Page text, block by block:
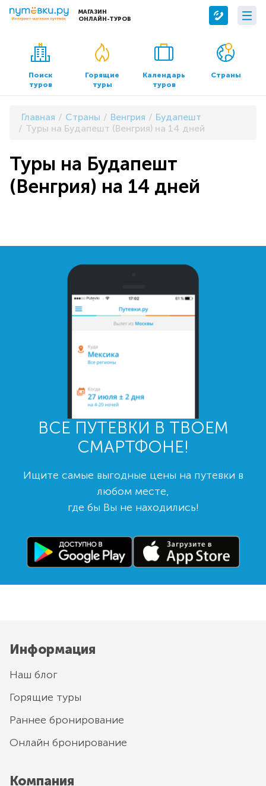
МАГАЗИН
ОНЛАЙН-ТУРОВ
Сервисы
Бронирование отелей
Трансфер
О компании
О нас
Контакты
Документы и реквизиты
Поиск
туров
Горящие
туры
Календарь
туров
Страны
Главная Страны Венгрия
Будапешт
Туры на Будапешт (Венгрия) на 14 дней
Туры на Будапешт
(Венгрия) на 14 дней
ВСЕ ПУТЕВКИ В ТВОЕМ
СМАРТФОНЕ!
Ищите самые выгодные цены на путевки в
любом месте,
где бы Вы не находились!
Информация
Наш блог
Горящие туры
Раннее бронирование
Онлайн бронирование
Компания